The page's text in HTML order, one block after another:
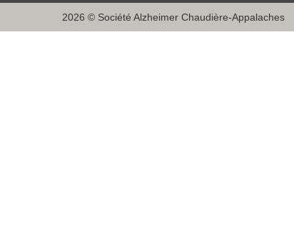
2026 © Société Alzheimer Chaudière-Appalaches